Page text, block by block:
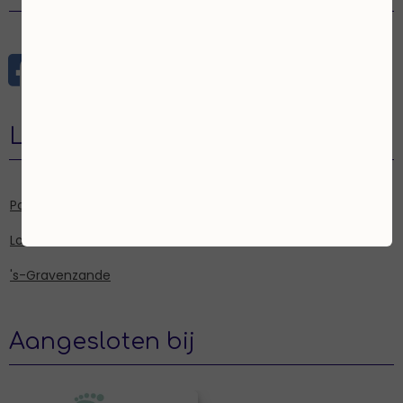
Locaties
Poeldijk
Loosduinen
's-Gravenzande
Aangesloten bij